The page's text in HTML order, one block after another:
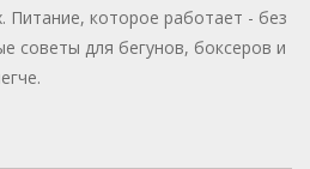
Питание, которое работает - без
советы для бегунов, боксеров и